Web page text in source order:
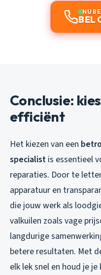
NU
BEL
Conclusie:
efficiënt
Het kiezen van een
specialist is essentieel
reparaties. Door te
apparatuur en
die jouw werk als
valkuilen zoals vage
langdurige
betere resultaten. Met
elk lek snel en houd je